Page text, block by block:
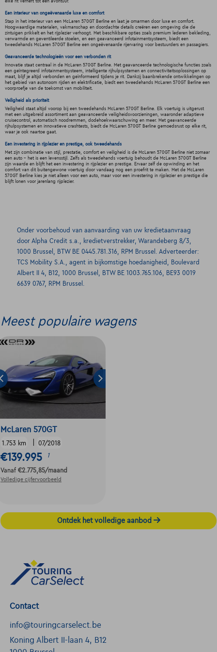
elke rit verheft tot een avontuur.
Een interieur van ongeëvenaarde luxe en comfort
Stap in het interieur van een McLaren 570GT Berline en laat je omarmen door luxe en comfort.
Hoogwaardige materialen, vakmanschap en doordachte details creëren een omgeving die de
zintuigen prikkelt en het rijplezier verhoogt. Met beschikbare opties zoals premium lederen bekleding,
verwarmde en geventileerde stoelen, en een geavanceerd infotainmentsysteem, biedt een
tweedehands McLaren 570GT Berline een ongeëvenaarde rijervaring voor bestuurders en passagiers.
Geavanceerde technologieën voor een verbonden rit
Innovatie staat centraal in de McLaren 570GT Berline. Met geavanceerde technologische functies zoals
een geïntegreerd infotainmentsysteem, intelligente rijhulpsystemen en connectiviteitsoplossingen op
maat, blijf je altijd verbonden en geïnformeerd tijdens je rit. Dankzij baanbrekende ontwikkelingen op
het gebied van autonoom rijden en elektrificatie, biedt een tweedehands McLaren 570GT Berline een
voorproefje van de toekomst van mobiliteit.
Veiligheid als prioriteit
Veiligheid staat altijd voorop bij een tweedehands McLaren 570GT Berline. Elk voertuig is uitgerust
met een uitgebreid assortiment aan geavanceerde veiligheidsvoorzieningen, waaronder adaptieve
cruisecontrol, automatisch noodremmen, dodehoekwaarschuwing en meer. Met geavanceerde
rijhulpsystemen en innovatieve crashtests, biedt de McLaren 570GT Berline gemoedsrust op elke rit,
waar je ook naartoe gaat.
Een investering in rijplezier en prestige, ook tweedehands
Met zijn combinatie van stijl, prestatie, comfort en veiligheid is de McLaren 570GT Berline niet zomaar
een auto - het is een levensstijl. Zelfs als tweedehands voertuig behoudt de McLaren 570GT Berline
zijn waarde en blijft het een investering in rijplezier en prestige. Ervaar zelf de opwinding en het
comfort van dit buitengewone voertuig door vandaag nog een proefrit te maken. Met de McLaren
570GT Berline kies je niet alleen voor een auto, maar voor een investering in rijplezier en prestige die
blijft lonen voor jarenlang rijplezier.
Onder voorbehoud van aanvaarding van uw kredietaanvraag
door Alpha Credit s.a., kredietverstrekker, Warandeberg 8/3,
1000 Brussel, BTW BE 0445.781.316, RPM Brussel. Adverteerder:
TCS Mobility S.A., agent in bijkomstige hoedanigheid, Boulevard
Albert II 4, B12, 1000 Brussel, BTW BE 1003.765.106, BE93 0019
6639 0767, RPM Brussel.
Meest populaire wagens
McLaren 570GT
1.753 km 07/2018
€139.995 1
Vanaf €2.775,85/maand
Volledige cijfervoorbeeld
Ontdek het volledige aanbod
Contact
info@touringcarselect.be
Koning Albert II-laan 4, B12